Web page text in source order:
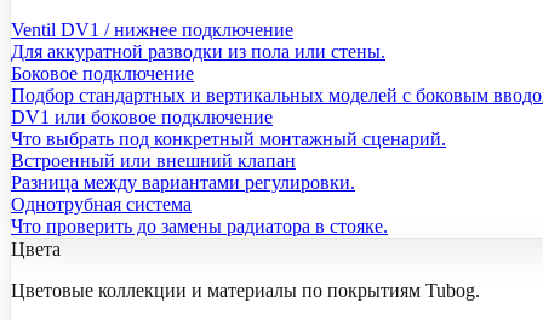
Ventil DV1 / нижнее подключение
Для аккуратной разводки из пола или стены.
Боковое подключение
Подбор стандартных и вертикальных моделей с боковым
DV1 или боковое подключение
Что выбрать под конкретный монтажный сценарий.
Встроенный или внешний клапан
Разница между вариантами регулировки.
Однотрубная система
Что проверить до замены радиатора в стояке.
Цвета
Цветовые коллекции и материалы по покрытиям Tubog.